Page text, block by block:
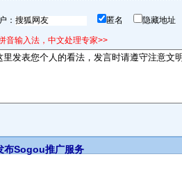
： 匿名 隐藏地址
音输入法，中文处理专家>>
布Sogou推广服务